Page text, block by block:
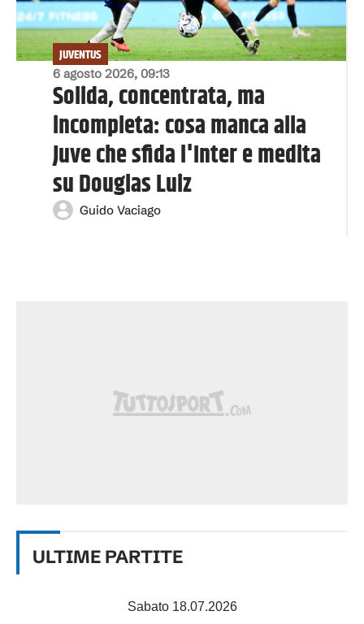
6 agosto 2026, 09:13
JUVENTUS
Solida, concentrata, ma
incompleta: cosa manca alla
Juve che sfida l'Inter e medita
su Douglas Luiz
Guido Vaciago
ULTIME PARTITE
Sabato 18.07.2026